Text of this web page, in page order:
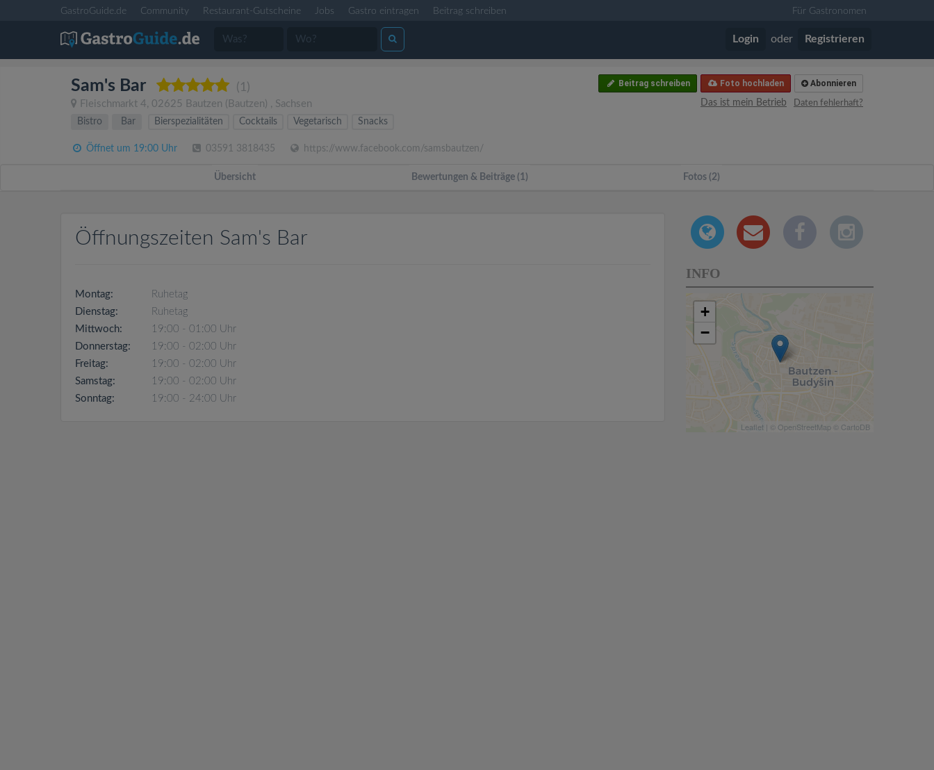
GastroGuide.de Community Restaurant-Gutscheine Jobs Gastro eintragen Beitrag schreiben Für Gastronomen
Login oder Registrieren
Sam's Bar (1)
Fleischmarkt 4, 02625 Bautzen (Bautzen) , Sachsen
Abonnieren
Foto hochladen
Beitrag schreiben
Daten fehlerhaft?
Das ist mein Betrieb
Bistro
Bar Bierspezialitäten Cocktails Vegetarisch Snacks
Öffnet um 19:00 Uhr 03591 3818435 https://www.facebook.com/samsbautzen/
Übersicht Bewertungen & Beiträge (1) Fotos (2)
Öffnungszeiten Sam's Bar
Montag:
Ruhetag
Dienstag:
Ruhetag
Mittwoch:
19:00 - 01:00 Uhr
Donnerstag:
19:00 - 02:00 Uhr
Freitag:
19:00 - 02:00 Uhr
Samstag:
19:00 - 02:00 Uhr
Sonntag:
19:00 - 24:00 Uhr
INFO
+
−
Leaflet | © OpenStreetMap © CartoDB